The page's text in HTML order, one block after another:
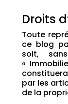
Droits
Toute
ce blog
soit,
«
par les
de la